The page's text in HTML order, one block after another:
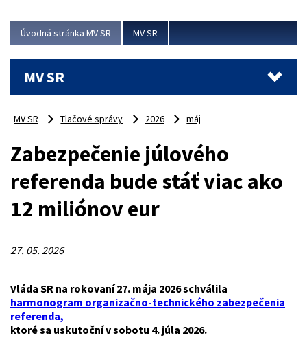
Úvodná stránka MV SR MV SR
MV SR
MV SR Tlačové správy 2026 máj
Zabezpečenie júlového
referenda bude stáť viac ako
12 miliónov eur
27. 05. 2026
Vláda SR na rokovaní 27. mája 2026 schválila
harmonogram organizačno-technického zabezpečenia
referenda,
ktoré sa uskutoční v sobotu 4. júla 2026.